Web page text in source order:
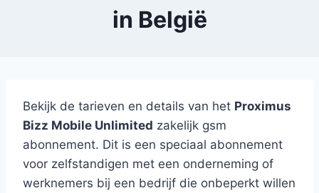
in België
Bekijk de tarieven en details van het Proximus
Bizz Mobile Unlimited zakelijk gsm
abonnement. Dit is een speciaal abonnement
voor zelfstandigen met een onderneming of
werknemers bij een bedrijf die onbeperkt willen